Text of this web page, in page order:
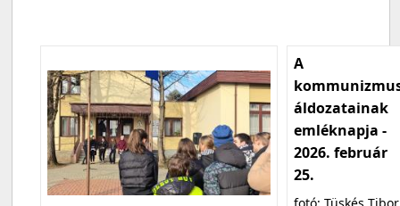
A
áldozatainak
emléknapja -
2026. február
25.